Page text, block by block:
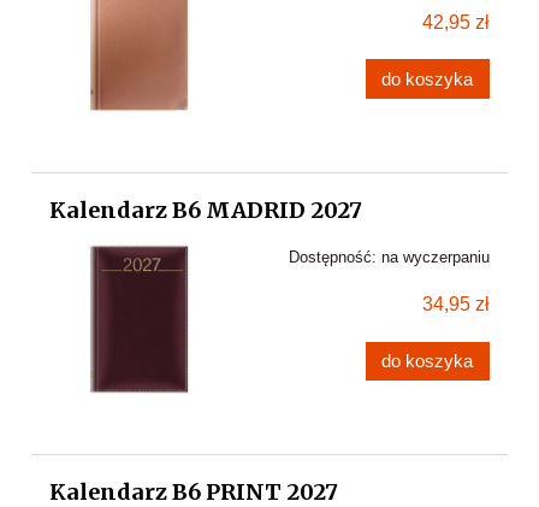
42,95 zł
do koszyka
Kalendarz B6 MADRID 2027
Dostępność: na wyczerpaniu
34,95 zł
do koszyka
Kalendarz B6 PRINT 2027